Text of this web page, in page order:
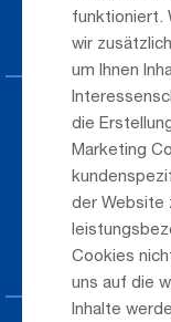
funktioniert.
wir
um Ihnen
die
Marketing
der Website
Cookies
uns auf die
Inhalte
Anreise
Parken am
Öffentlicher
Taxi & Shuttle
Jobs & Karriere